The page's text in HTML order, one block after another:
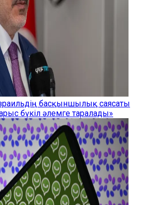
басқыншылық саясаты
бүкіл әлемге таралады»